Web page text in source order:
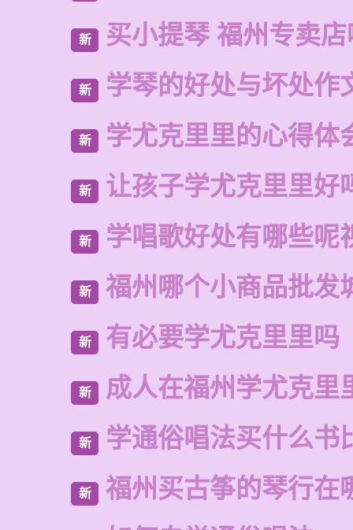
新 买小提琴 福州专卖
新 学琴的好处与坏处作
新 学尤克里里的心得体
新 让孩子学尤克里里好
新 学唱歌好处有哪些呢
新 福州哪个小商品批发
新 有必要学尤克里里吗
新 成人在福州学尤克里
新 学通俗唱法买什么书
新
福州买古筝的琴行在